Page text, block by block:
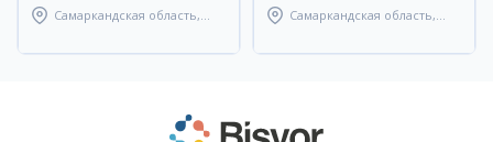
Самаркандская область,
Самаркандская область,